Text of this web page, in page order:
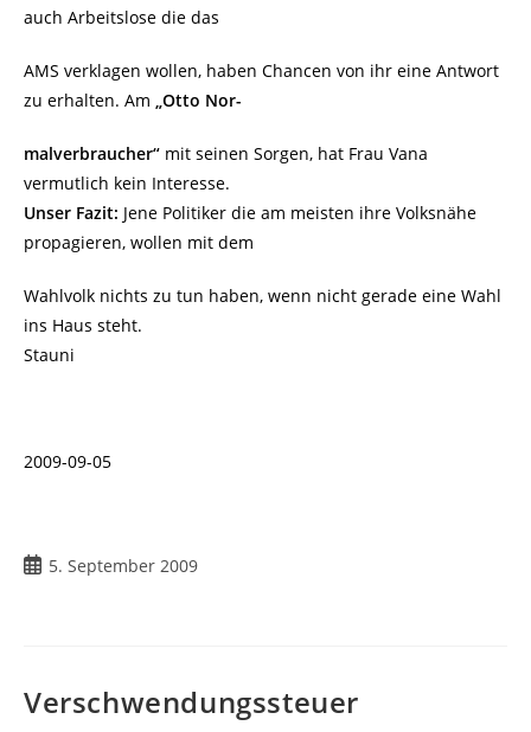
auch Arbeitslose die das
AMS verklagen wollen, haben Chancen von ihr eine Antwort
zu erhalten. Am „Otto Nor-
malverbraucher“ mit seinen Sorgen, hat Frau Vana
vermutlich kein Interesse.
Unser Fazit: Jene Politiker die am meisten ihre Volksnähe
propagieren, wollen mit dem
Wahlvolk nichts zu tun haben, wenn nicht gerade eine Wahl
ins Haus steht.
Stauni
2009-09-05
Beitrag5. September 2009
Verschwendungssteuer